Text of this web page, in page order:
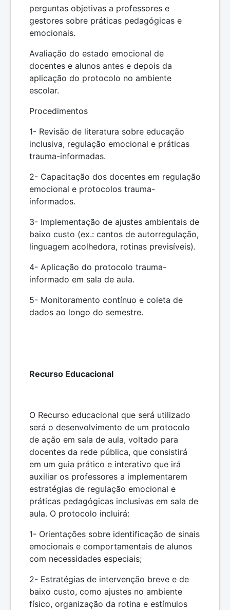
perguntas objetivas a professores e
gestores sobre práticas pedagógicas e
emocionais.
Avaliação do estado emocional de
docentes e alunos antes e depois da
aplicação do protocolo no ambiente
escolar.
Procedimentos
1- Revisão de literatura sobre educação
inclusiva, regulação emocional e práticas
trauma-informadas.
2- Capacitação dos docentes em regulação
emocional e protocolos trauma-
informados.
3- Implementação de ajustes ambientais de
baixo custo (ex.: cantos de autorregulação,
linguagem acolhedora, rotinas previsíveis).
4- Aplicação do protocolo trauma-
informado em sala de aula.
5- Monitoramento contínuo e coleta de
dados ao longo do semestre.
Recurso Educacional
O Recurso educacional que será utilizado
será o desenvolvimento de um protocolo
de ação em sala de aula, voltado para
docentes da rede pública, que consistirá
em um guia prático e interativo que irá
auxiliar os professores a implementarem
estratégias de regulação emocional e
práticas pedagógicas inclusivas em sala de
aula. O protocolo incluirá:
1- Orientações sobre identificação de sinais
emocionais e comportamentais de alunos
com necessidades especiais;
2- Estratégias de intervenção breve e de
baixo custo, como ajustes no ambiente
físico, organização da rotina e estímulos